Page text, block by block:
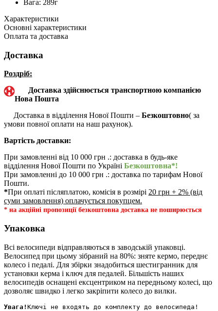
Вага: 289г
Характеристики
Основні характеристики
Оплата та доставка
Доставка
Роздріб:
Доставка здійснюється транспортною компанією
Нова Пошта
Доставка в відділення Нової Пошти – Безкоштовно( за
умови повної оплати на наш рахунок).
Вартість доставки:
При замовленні від 10 000 грн .: доставка в будь-яке
відділення Нової Пошти по Україні Безкоштовна*!
При замовленні до 10 000 грн .: доставка по тарифам Нової
Пошти.
*При оплаті післяплатою, комісія в розмірі 20 грн + 2% (від
суми замовлення) оплачується покупцем.
* на акційні пропозиції безкоштовна доставка не поширюється
Упаковка
Всі велосипеди відправляються в заводській упаковці.
Велосипед при цьому зібраний на 80%: зняте кермо, переднє
колесо і педалі. Для збірки знадобиться шестигранник для
установки керма і ключ для педалей. Більшість наших
велосипедів оснащені ексцентриком на передньому колесі, що
дозволяє швидко і легко закріпити колесо до вилки.
Увага!